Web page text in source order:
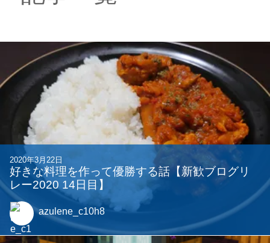
2020年3月22日
好きな料理を作って優勝する話【新歓ブログリ
レー2020 14日目】
azulene_c10h8